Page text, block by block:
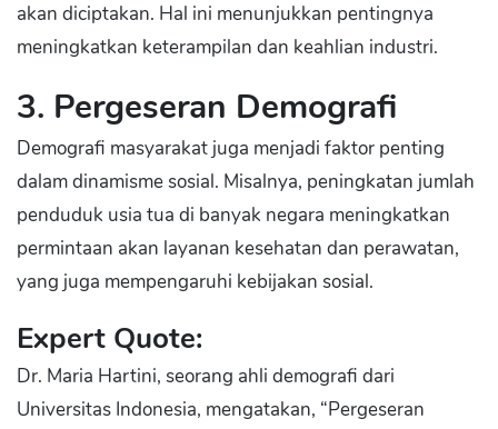
akan diciptakan. Hal ini menunjukkan pentingnya
meningkatkan keterampilan dan keahlian industri.
3. Pergeseran Demografi
Demografi masyarakat juga menjadi faktor penting
dalam dinamisme sosial. Misalnya, peningkatan jumlah
penduduk usia tua di banyak negara meningkatkan
permintaan akan layanan kesehatan dan perawatan,
yang juga mempengaruhi kebijakan sosial.
Expert Quote:
Dr. Maria Hartini, seorang ahli demografi dari
Universitas Indonesia, mengatakan, “Pergeseran